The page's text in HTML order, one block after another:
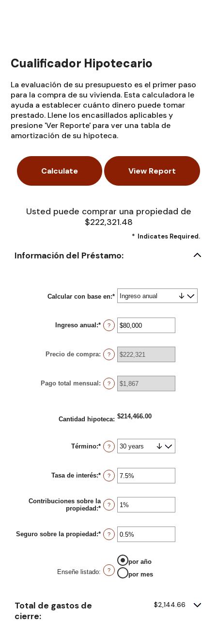
Cualificador Hipotecario
La evaluación de su presupuesto es el primer paso
para la compra de su vivienda. Esta calculadora le
ayuda a establecer cuánto dinero puede tomar
prestado. Llene los encasillados aplicables y
presione 'Ver Reporte' para ver una tabla de
amortización de su hipoteca.
Usted puede comprar una propiedad de
$222,321.48
* Indicates Required.
Información del Préstamo:
Calcular con base en:*
Ingreso anual :* Enter
an
between
$0
and
?
Precio de compra: ?
Pago total mensual : ?
Cantidad hipoteca: $214,466.00
Término:* ?
Tasa de interés:* Enter
an
between
0%
and
?
Contribuciones sobre la
propiedad :* Enter
between
0%
?
Seguro sobre la propiedad :* Enter
an
between
0%
and
10%
?
Enseñe listado: ?
por año
por mes
Total de gastos de
cierre:
$2,144.66